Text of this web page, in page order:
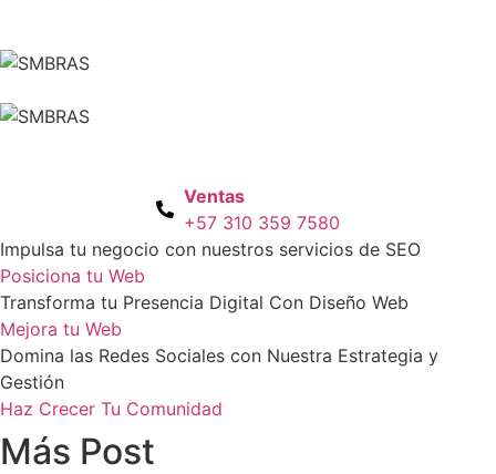
Ventas
+57 310 359 7580
Impulsa tu negocio con nuestros servicios de SEO
Posiciona tu Web
Transforma tu Presencia Digital Con Diseño Web
Mejora tu Web
Domina las Redes Sociales con Nuestra Estrategia y
Gestión
Haz Crecer Tu Comunidad
Más Post